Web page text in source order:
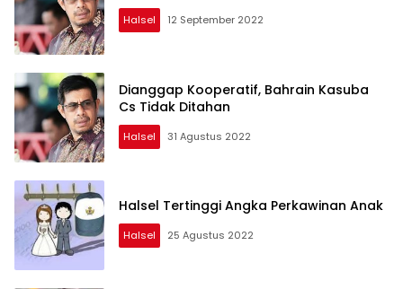
Halsel 12 September 2022
Dianggap Kooperatif, Bahrain Kasuba
Cs Tidak Ditahan
Halsel 31 Agustus 2022
Halsel Tertinggi Angka Perkawinan Anak
Halsel 25 Agustus 2022